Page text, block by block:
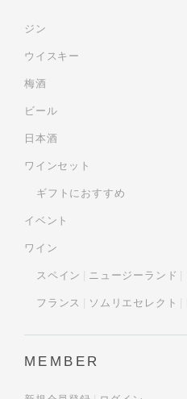
ジン
ウイスキー
梅酒
ビール
日本酒
ワインセット
ギフトにおすすめ
イベント
ワイン
スペイン ニュージーランド
フランス ソムリエセレクト
MEMBER